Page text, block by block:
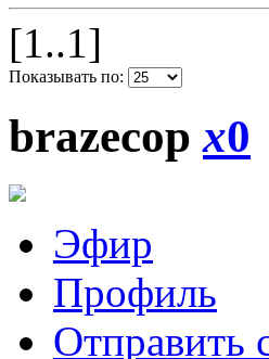
[1..1]
Показывать по:
brazecopx0
Эфир
Профиль
Отправить